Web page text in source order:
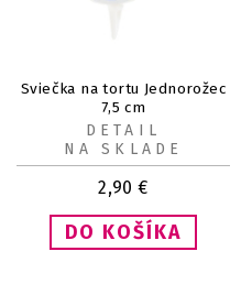
Sviečka na tortu Jednorožec
7,5 cm
2,90 €
DETAIL
NA SKLADE